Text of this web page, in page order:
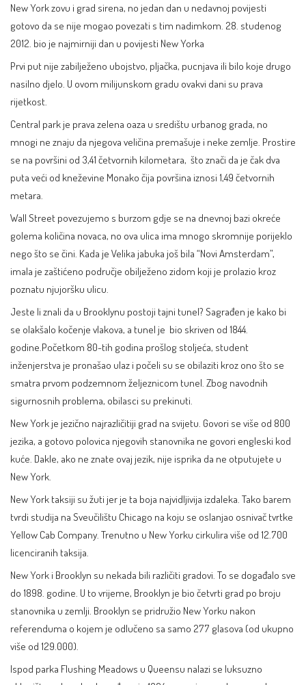
New York zovu i grad sirena, no jedan dan u nedavnoj povijesti
gotovo da se nije mogao povezati s tim nadimkom. 28. studenog
2012. bio je najmirniji dan u povijesti New Yorka
Prvi put nije zabilježeno ubojstvo, pljačka, pucnjava ili bilo koje drugo
nasilno djelo. U ovom milijunskom gradu ovakvi dani su prava
rijetkost.
Central park je prava zelena oaza u središtu urbanog grada, no
mnogi ne znaju da njegova veličina premašuje i neke zemlje. Prostire
se na površini od 3,41 četvornih kilometara, što znači da je čak dva
puta veći od kneževine Monako čija površina iznosi 1,49 četvornih
metara.
Wall Street povezujemo s burzom gdje se na dnevnoj bazi okreće
golema količina novaca, no ova ulica ima mnogo skromnije porijeklo
nego što se čini. Kada je Velika jabuka još bila “Novi Amsterdam”,
imala je zaštićeno područje obilježeno zidom koji je prolazio kroz
poznatu njujoršku ulicu.
Jeste li znali da u Brooklynu postoji tajni tunel? Sagrađen je kako bi
se olakšalo kočenje vlakova, a tunel je bio skriven od 1844.
godine.Početkom 80-tih godina prošlog stoljeća, student
inženjerstva je pronašao ulaz i počeli su se obilaziti kroz ono što se
smatra prvom podzemnom željeznicom tunel. Zbog navodnih
sigurnosnih problema, obilasci su prekinuti.
New York je jezično najrazličitiji grad na svijetu. Govori se više od 800
jezika, a gotovo polovica njegovih stanovnika ne govori engleski kod
kuće. Dakle, ako ne znate ovaj jezik, nije isprika da ne otputujete u
New York.
New York taksiji su žuti jer je ta boja najvidljivija izdaleka. Tako barem
tvrdi studija na Sveučilištu Chicago na koju se oslanjao osnivač tvrtke
Yellow Cab Company. Trenutno u New Yorku cirkulira više od 12.700
licenciranih taksija.
New York i Brooklyn su nekada bili različiti gradovi. To se događalo sve
do 1898. godine. U to vrijeme, Brooklyn je bio četvrti grad po broju
stanovnika u zemlji. Brooklyn se pridružio New Yorku nakon
referenduma o kojem je odlučeno sa samo 277 glasova (od ukupno
više od 129.000).
Ispod parka Flushing Meadows u Queensu nalazi se luksuzno